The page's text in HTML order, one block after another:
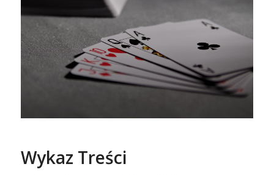
Wykaz Treści